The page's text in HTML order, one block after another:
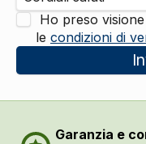
Ho preso
le condizioni di
Garanzia e